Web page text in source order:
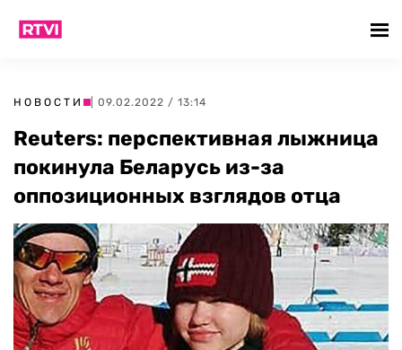
НОВОСТИ | 09.02.2022 / 13:14
Reuters: перспективная лыжница
покинула Беларусь из-за
оппозиционных взглядов отца